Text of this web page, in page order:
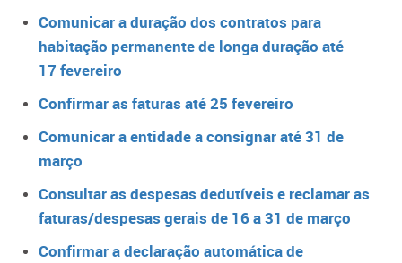
Comunicar a duração dos contratos para
habitação permanente de longa duração até
17 fevereiro
Confirmar as faturas até 25 fevereiro
Comunicar a entidade a consignar até 31 de
março
Consultar as despesas dedutíveis e reclamar as
faturas/despesas gerais de 16 a 31 de março
Confirmar a declaração automática de